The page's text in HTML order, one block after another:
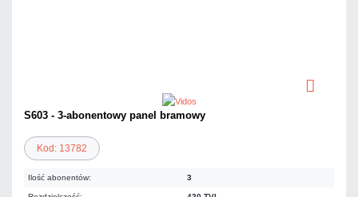
S603 - 3-abonentowy panel bramowy
Kod: 13782
Ilość abonentów: 3